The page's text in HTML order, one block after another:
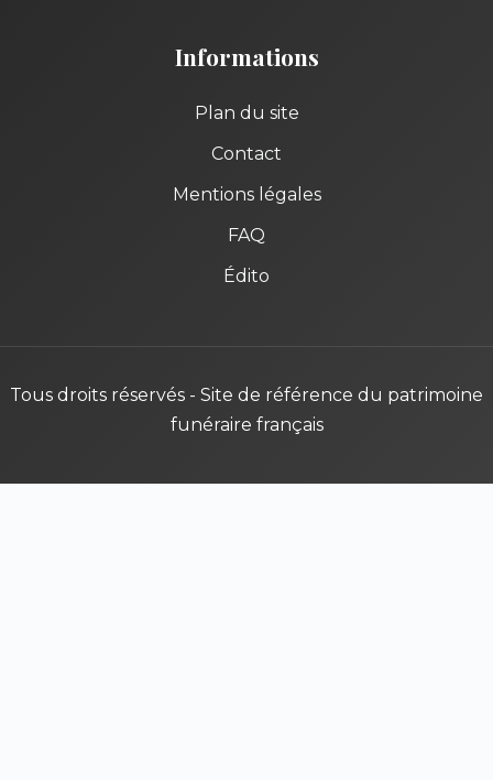
Informations
Plan du site
Contact
Mentions légales
FAQ
Édito
Tous droits réservés - Site de référence du patrimoine
funéraire français